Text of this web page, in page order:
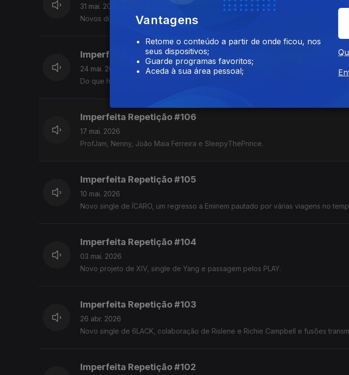
31 mai. 2026
Novos discos de Richie Campbell, 6LACK e o início dos festivais de verão.
Imperfeita Repetição #107
24 mai. 2026
Do que há de novo ao que casa com 30 graus.
Imperfeita Repetição #106
17 mai. 2026
ProfJam, Nenny, João Maia Ferreira e SleepyThePrince.
Imperfeita Repetição #105
10 mai. 2026
Novo single de ÍCARO, um regresso a Eminem pautado por várias viagens no
Imperfeita Repetição #104
03 mai. 2026
Novo projeto de XIV, single de Yang e passagem pelos PLAY.
Imperfeita Repetição #103
26 abr. 2026
Novo single de 6LACK, colaboração de Rislene e Richie Campbell e fusões
Imperfeita Repetição #102
Vantagens
Retome o conteúdo a partir de onde ficou, nos
seus dispositivos;
Guarde programas favoritos;
Aceda à sua área pessoal;